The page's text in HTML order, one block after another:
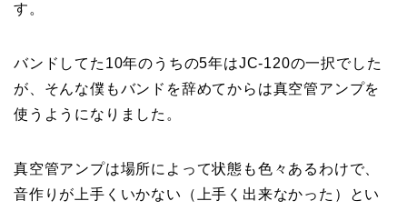
す。
バンドしてた10年のうちの5年はJC-120の一択でした
が、そんな僕もバンドを辞めてからは真空管アンプを
使うようになりました。
真空管アンプは場所によって状態も色々あるわけで、
音作りが上手くいかない（上手く出来なかった）とい